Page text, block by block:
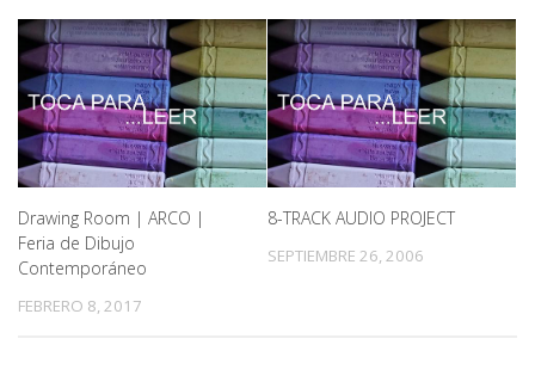
Drawing Room | ARCO |
Feria de Dibujo
Contemporáneo
FEBRERO 8, 2017
8-TRACK AUDIO PROJECT
SEPTIEMBRE 26, 2006